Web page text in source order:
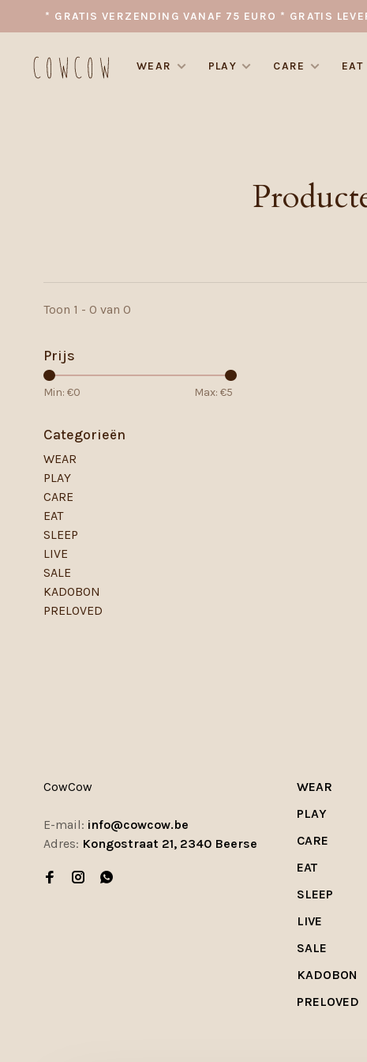
* GRATIS VERZENDING VANAF 75 EURO * GRATIS
WEAR PLAY CARE EAT
Toon 1 - 0 van 0
Prijs
Min: €0 Max: €5
Categorieën
WEAR
PLAY
CARE
EAT
SLEEP
LIVE
SALE
KADOBON
PRELOVED
CowCow
E-mail: info@cowcow.be
Adres: Kongostraat 21, 2340 Beerse
WEAR
PLAY
CARE
EAT
SLEEP
LIVE
SALE
KADOBON
PRELOVED